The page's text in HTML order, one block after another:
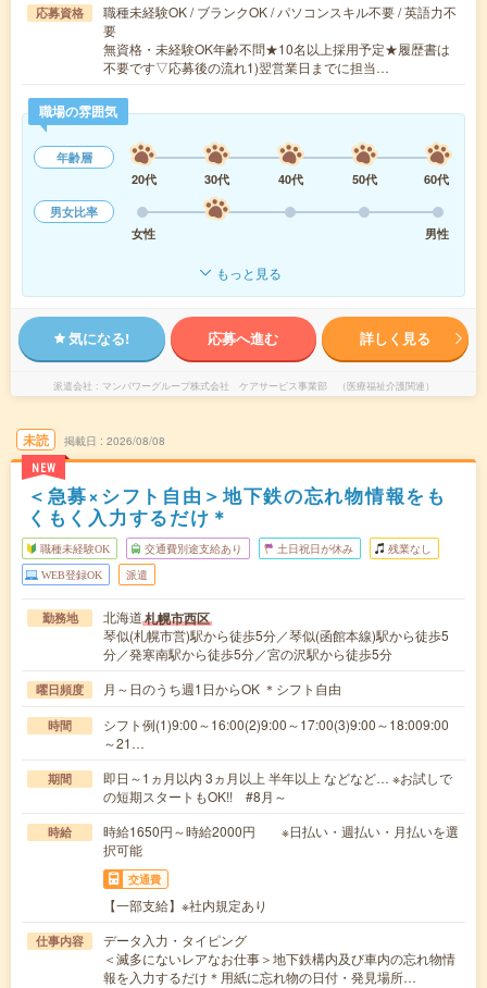
応募資格
職種未経験OK / ブランクOK / パソコンスキル不要 / 英語力不
要
無資格・未経験OK年齢不問★10名以上採用予定★履歴書は
不要です▽応募後の流れ1)翌営業日までに担当…
職場の雰囲気
年齢層
20代
30代 40代 50代
60代
男女比率
女性
男性
もっと見る
気になる! 応募へ進む 詳しく見る
派遣会社 マンパワーグループ株式会社 ケアサービス事業部 （医療福祉介護関連）
未読
NEW
掲載日 2026/08/08
＜急募×シフト自由＞地下鉄の忘れ物情報をも
くもく入力するだけ＊
職種未経験OK 交通費別途支給あり 土日祝日が休み 残業なし
WEB登録OK 派遣
勤務地 北海道札幌市西区
琴似(札幌市営)駅から徒歩5分／琴似(函館本線)駅から徒歩5
分／発寒南駅から徒歩5分／宮の沢駅から徒歩5分
曜日頻度 月～日のうち週1日からOK ＊シフト自由
時間
シフト例(1)9:00～16:00(2)9:00～17:00(3)9:00～18:009:00
～21…
期間
即日～1ヵ月以内 3ヵ月以上 半年以上 などなど… ※お試しで
の短期スタートもOK!! #8月～
時給
時給1650円～時給2000円 ※日払い・週払い・月払いを選
択可能
交通費
【一部支給】※社内規定あり
仕事内容
データ入力・タイピング
＜滅多にないレアなお仕事＞地下鉄構内及び車内の忘れ物情
報を入力するだけ＊用紙に忘れ物の日付・発見場所…